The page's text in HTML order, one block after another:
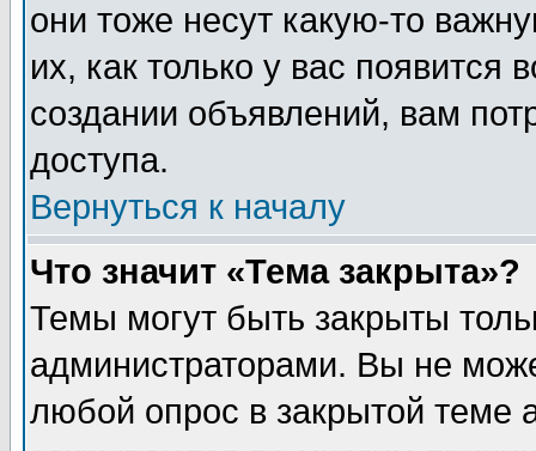
они тоже несут какую-то
их, как только у вас появится
создании объявлений, вам
доступа.
Вернуться к началу
Что значит «Тема закрыта»?
Темы могут быть закрыты
администраторами. Вы не
любой опрос в закрытой теме